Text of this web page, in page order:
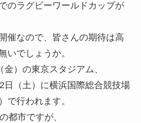
のラグビーワールドカップが
催なので、皆さんの期待は高
いでしょうか。
）の東京スタジアム、
日（土）に横浜国際総合競技場
で行われます。
都市ですが、